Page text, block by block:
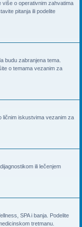
više o operativnim zahvatima
pitanja ili podelite
budu zabranjena tema.
o temama vezanim za
ličnim iskustvima vezanim za
ili lečenjem
SPA i banja. Podelite
tretmanu.